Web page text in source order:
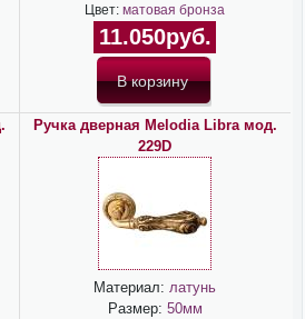
Цвет: матовая бронза
11.050руб.
Ручка дверная Melodia Libra мод.
229D
Материал: латунь
Размер: 50мм